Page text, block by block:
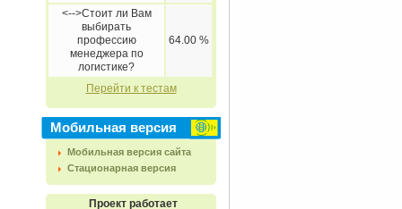
<-->Стоит ли Вам
выбирать
профессию
менеджера по
логистике?
64.00 %
Перейти к тестам
Мобильная версия
Мобильная версия сайта
Стационарная версия
Проект работает